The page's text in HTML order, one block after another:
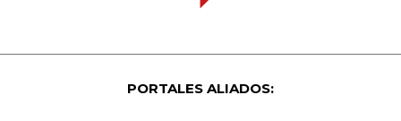
PORTALES ALIADOS: